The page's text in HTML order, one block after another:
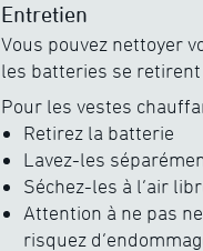
Entretien
Vous pouvez nettoyer
les batteries se retirent
Pour les vestes
Retirez la batterie
Lavez-les
Séchez-les à l’air
Attention à ne pas
risquez